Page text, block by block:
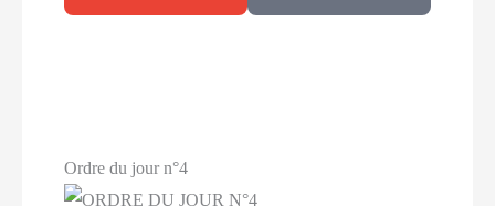
Ordre du jour n°4